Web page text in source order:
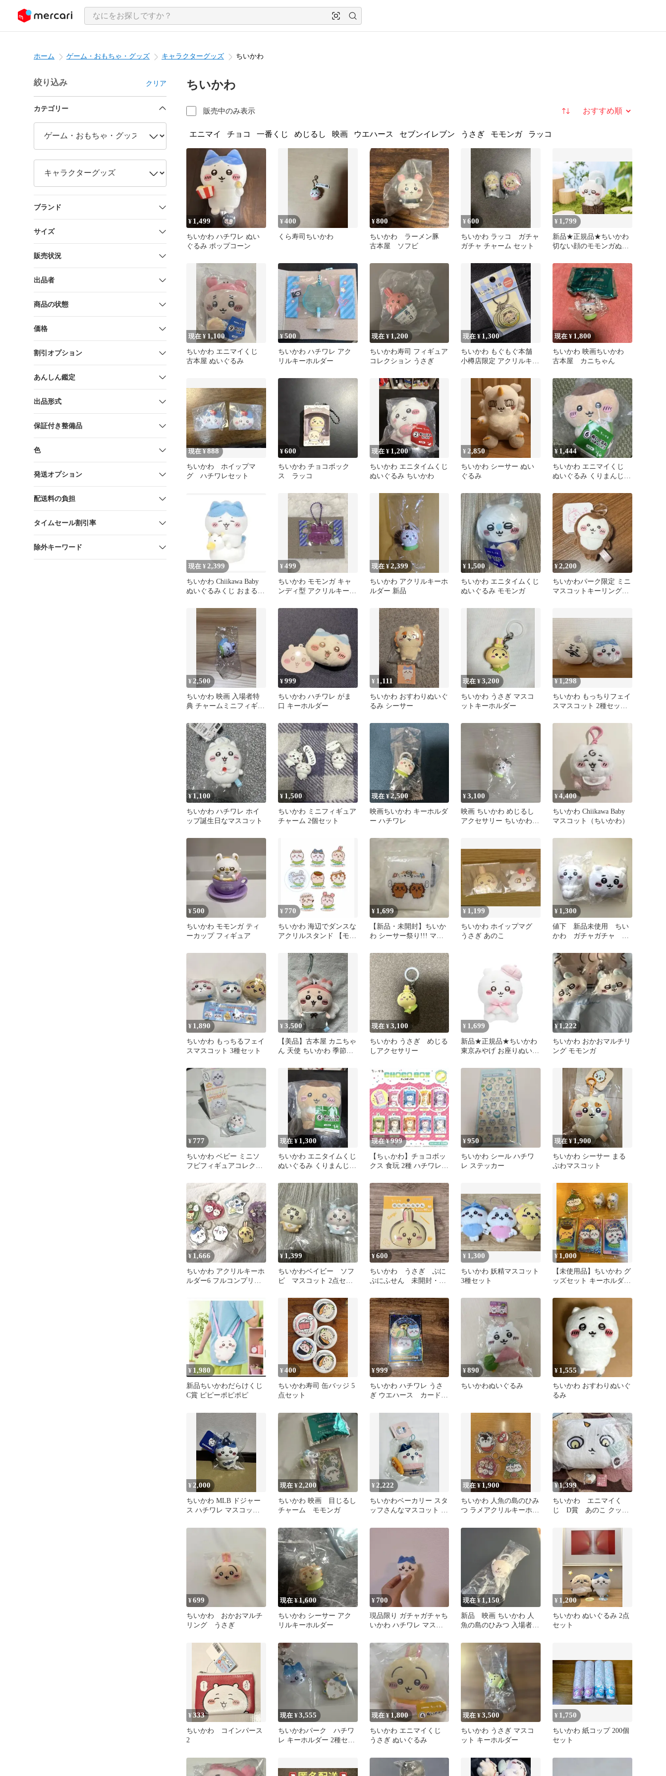
ツにスキップ
ホーム ゲーム・おもちゃ・グッズ キャラクターグッズ ちいかわ
絞り込み クリア
カテゴリー
ブランド
サイズ
販売状況
出品者
商品の状態
価格
割引オプション
あんしん鑑定
出品形式
保証付き整備品
色
発送オプション
配送料の負担
タイムセール割引率
除外キーワード
ちいかわ
販売中のみ表示 並び替え
エニマイ チョコ 一番くじ めじるし 映画 ウエハース セブンイレブン うさぎ モモンガ ラッコ
¥ 1,499
ちいかわ ハチワレ ぬい
ぐるみ ポップコーン
¥400
くら寿司ちいかわ
¥800
ちいかわ ラーメン豚
古本屋 ソフビ
¥600
ちいかわ ラッコ ガチャ
ガチャ チャーム セット
¥ 1,799
新品★正規品★ちいかわ
切ない顔のモモンガぬい
現在 ¥1,100
ちいかわ エニマイくじ
古本屋 ぬいぐるみ
¥500
ちいかわ ハチワレ アク
リルキーホルダー
現在 ¥ 1,200
ちいかわ寿司 フィギュア
コレクション うさぎ
現在 ¥ 1,300
ちいかわ もぐもぐ本舗
小樽店限定 アクリルキー
現在 ¥ 1,800
ちいかわ 映画ちいかわ
古本屋 カニちゃん
現在 ¥888
ちいかわ ホイップマ
グ ハチワレセット
¥600
ちいかわ チョコボック
ス ラッコ
現在 ¥ 1,200
ちいかわ エニタイムくじ
ぬいぐるみ ちいかわ
¥ 2,850
ちいかわ シーサー ぬい
ぐるみ
¥1,444
ちいかわ エニマイくじ
ぬいぐるみ くりまんじゅ
現在 ¥ 2,399
ちいかわ Chiikawa Baby
ぬいぐるみくじ おまるな
¥499
ちいかわ モモンガ キャ
ンディ型 アクリルキーホ
現在 ¥2,399
ちいかわ アクリルキーホ
ルダー 新品
¥ 1,500
ちいかわ エニタイムくじ
ぬいぐるみ モモンガ
¥2,200
ちいかわパーク限定 ミニ
マスコットキーリングカ
¥ 2,500
ちいかわ 映画 入場者特
典 チャームミニフィギュ
¥999
ちいかわ ハチワレ がま
口 キーホルダー
¥ 1,111
ちいかわ おすわりぬいぐ
るみ シーサー
現在 ¥3,200
ちいかわ うさぎ マスコ
ットキーホルダー
¥ 1,298
ちいかわ もっちりフェイ
スマスコット 2種セット
¥1,100
ちいかわ ハチワレ ホイ
ップ誕生日なマスコット
¥ 1,500
ちいかわ ミニフィギュア
チャーム 2個セット
現在 ¥2,500
映画ちいかわ キーホルダ
ー ハチワレ
¥3,100
映画 ちいかわ めじるし
アクセサリー ちいかわ
¥4,400
ちいかわ Chiikawa Baby
マスコット（ちいかわ）
¥500
ちいかわ モモンガ ティ
ーカップ フィギュア
¥ 770
ちいかわ 海辺でダンスな
アクリルスタンド 【モモ
¥ 1,699
【新品・未開封】ちいか
わ シーサー祭り!!! マル
ん・・・）
¥ 1,199
ちいかわ ホイップマグ
うさぎ あのこ
¥ 1,300
値下 新品未使用 ちい
かわ ガチャガチャ 2
¥ 1,890
ちいかわ もっちるフェイ
スマスコット 3種セット
¥3,500
【美品】古本屋 カニちゃ
ん 天使 ちいかわ 季節だ
ィン
現在 ¥3,100
ちいかわ うさぎ めじる
しアクセサリー
¥ 1,699
新品★正規品★ちいかわ
東京みやげ お座りぬいぐ
¥ 1,222
ちいかわ おかおマルチリ
ング モモンガ
¥ 777
ちいかわ ベビー ミニソ
フビフィギュアコレクシ
現在 ¥ 1,300
ちいかわ エニタイムくじ
ぬいぐるみ くりまんじゅ
現在 ¥999
【ちぃかわ】チョコボッ
クス 食玩 2種 ハチワレ
ッケージ
¥950
ちいかわ シール ハチワ
レ ステッカー
現在 ¥1,900
ちいかわ シーサー まる
ぷわマスコット
¥ 1,666
ちいかわ アクリルキーホ
ルダー6 フルコンプリー
¥1,399
ちいかわベイビー ソフ
ビ マスコット 2点セッ
¥600
ちいかわ うさぎ ぷに
ぷにふせん 未開封・新
¥ 1,300
ちいかわ 妖精マスコット
3種セット
¥ 1,000
【未使用品】ちいかわ グ
ッズセット キーホルダー
¥ 1,980
新品ちいかわだらけくじ
C賞 ピピーポピポピ
¥400
ちいかわ寿司 缶バッジ 5
点セット
¥999
ちいかわ ハチワレ うさ
ぎ ウエハース カード
¥890
ちいかわぬいぐるみ
¥ 1,555
ちいかわ おすわりぬいぐ
るみ
¥2,000
ちいかわ MLB ドジャー
ス ハチワレ マスコット
現在 ¥2,200
ちいかわ 映画 目じるし
チャーム モモンガ
¥2,222
ちいかわベーカリー スタ
ッフさんなマスコット ハ
現在 ¥ 1,900
ちいかわ 人魚の島のひみ
つ ラメアクリルキーホル
¥1,399
ちいかわ エニマイく
じ D賞 あのこ クッシ
コット
¥699
ちいかわ おかおマルチ
リング うさぎ
現在 ¥1,600
ちいかわ シーサー アク
リルキーホルダー
¥ 700
現品限り ガチャガチャち
いかわ ハチワレ マスコ
現在 ¥1,150
新品 映画 ちいかわ 人
魚の島のひみつ 入場者特
特典
¥ 1,200
ちいかわ ぬいぐるみ 2点
セット
¥333
ちいかわ コインパース
2
現在 ¥3,555
ちいかわパーク ハチワ
レ キーホルダー 2種セッ
現在 ¥ 1,800
ちいかわ エニマイくじ
うさぎ ぬいぐるみ
現在 ¥3,500
ちいかわ うさぎ マスコ
ット キーホルダー
¥ 1,750
ちいかわ 紙コップ 200個
セット